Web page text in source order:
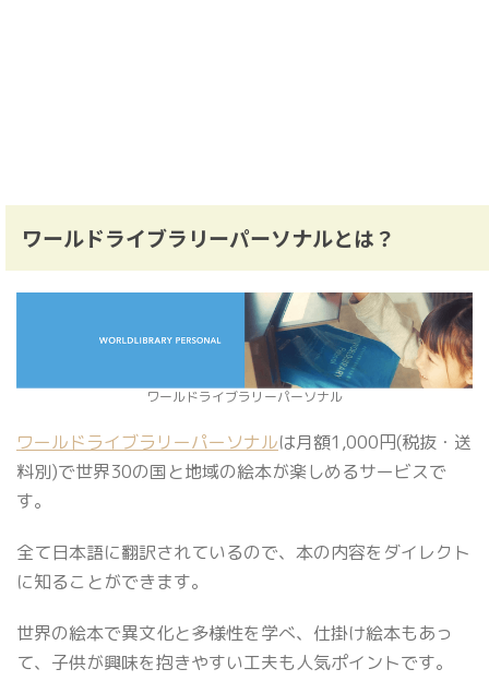
ワールドライブラリーパーソナルとは？
ワールドライブラリーパーソナル
ワールドライブラリーパーソナルは月額1,000円(税抜・送
料別)で世界30の国と地域の絵本が楽しめるサービスで
す。
全て日本語に翻訳されているので、本の内容をダイレクト
に知ることができます。
世界の絵本で異文化と多様性を学べ、仕掛け絵本もあっ
て、子供が興味を抱きやすい工夫も人気ポイントです。